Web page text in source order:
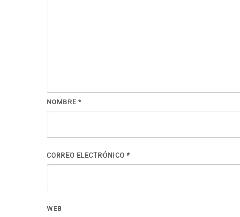
NOMBRE *
CORREO ELECTRÓNICO *
WEB